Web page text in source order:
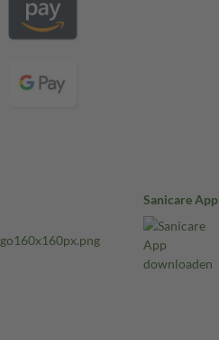
Sanicare App